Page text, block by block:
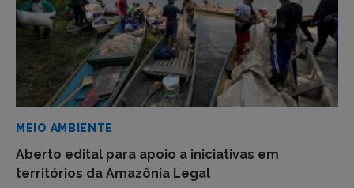
MEIO AMBIENTE
Aberto edital para apoio a iniciativas em
territórios da Amazônia Legal